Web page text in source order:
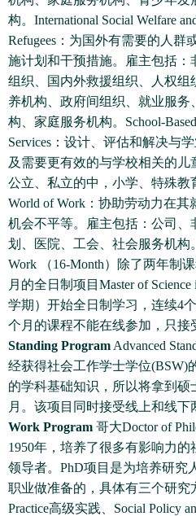
构。International Social Welfare
Refugees：为国外有需要的人
施计划和干预措施。雇主包括：
组织、国内外救援组织、人权组
养机构、政府间组织、就业服
构、家庭服务机构。School-
Services：设计、评估和解决与
及需要更有效的与学校相关的儿
公立、私立的中，小学、特殊教
World of Work：协助劳动力在
机会不平等。雇主包括：公司、
划、医院、工会、社会服务机构
Work （16-Month）除了两年制
月的全日制项目Master of
学期）开始全日制学习，连续4
个月的课程不能在线参加，只接
Standing Program Advanced
经获得社会工作学士学位(BSW)
的学科基础知识，所以将拿到硕
月。该项目同时接受线上和线下
Work Program 哥大Doctor of
1950年，培养了很多有影响力
领导者。PhD项目是为培养研究
职业做准备的，具体有三个研究
Practice高级实践、Social Policy